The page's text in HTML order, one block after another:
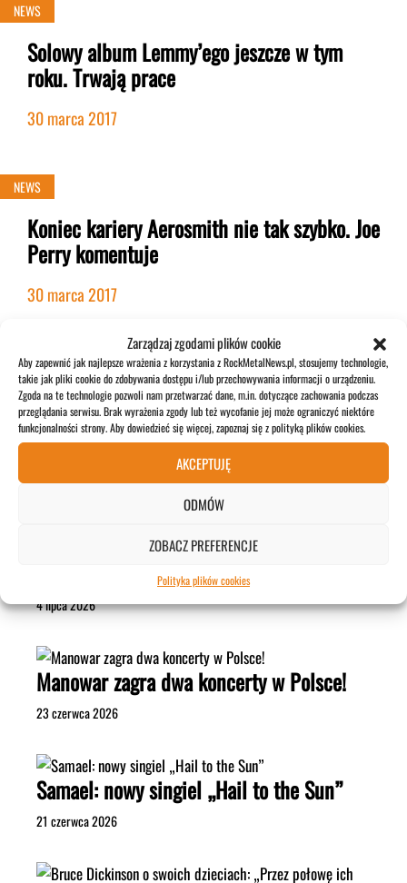
Zarządzaj zgodami plików cookie
Aby zapewnić jak najlepsze wrażenia z korzystania z RockMetalNews.pl, stosujemy technologie,
takie jak pliki cookie do zdobywania dostępu i/lub przechowywania informacji o urządzeniu.
Zgoda na te technologie pozwoli nam przetwarzać dane, m.in. dotyczące zachowania podczas
przeglądania serwisu. Brak wyrażenia zgody lub też wycofanie jej może ograniczyć niektóre
funkcjonalności strony. Aby dowiedzieć się więcej, zapoznaj się z polityką plików cookies.
AKCEPTUJĘ
ODMÓW
ZOBACZ PREFERENCJE
Polityka plików cookies
NEWS
Solowy album Lemmy’ego jeszcze w tym
roku. Trwają prace
30 marca 2017
NEWS
Koniec kariery Aerosmith nie tak szybko. Joe
Perry komentuje
30 marca 2017
ZOBACZ WIĘCEJ>>>
POPULARNE
Dave Mustaine o swoich ulubionych
4 lipca 2026
Manowar zagra dwa koncerty w Polsce!
23 czerwca 2026
Samael: nowy singiel „Hail to the Sun”
21 czerwca 2026